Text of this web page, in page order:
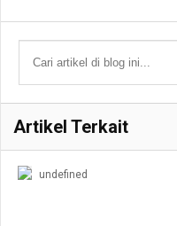
Artikel Terkait
undefined